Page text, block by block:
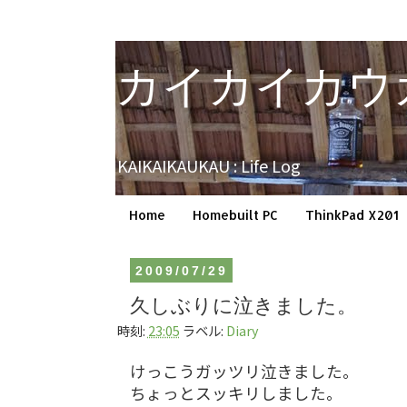
カイカイカウ
KAIKAIKAUKAU : Life Log
Home Homebuilt PC ThinkPad X201
2009/07/29
久しぶりに泣きました。
時刻: 23:05 ラベル: Diary
けっこうガッツリ泣きました。
ちょっとスッキリしました。